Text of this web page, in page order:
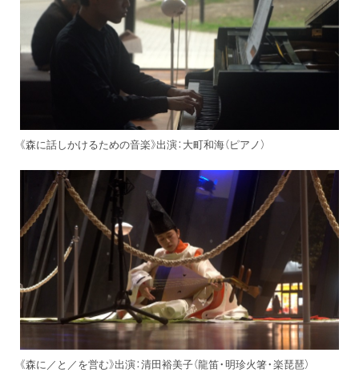
《森に話しかけるための音楽》出演：大町和海（ピアノ）
《森に／と／を営む》出演：清田裕美子（龍笛・明珍火箸・楽琵琶）